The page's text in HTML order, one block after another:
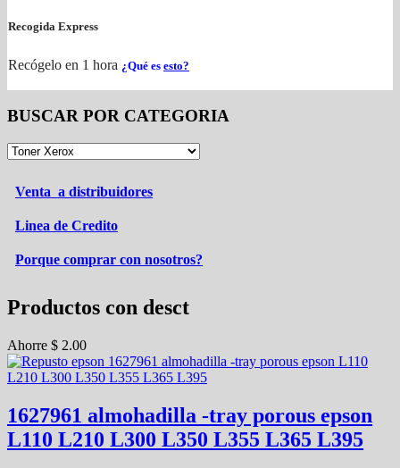
Recogida Express
Recógelo en 1 hora ¿Qué es esto?
BUSCAR POR CATEGORIA
Venta a distribuidores
Linea de Credito
Porque comprar con nosotros?
Productos con desct
Ahorre $ 2.00
1627961 almohadilla -tray porous epson
L110 L210 L300 L350 L355 L365 L395